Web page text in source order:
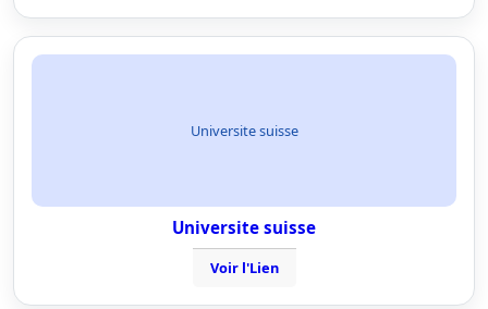
Universite suisse
Universite suisse
Voir l'Lien